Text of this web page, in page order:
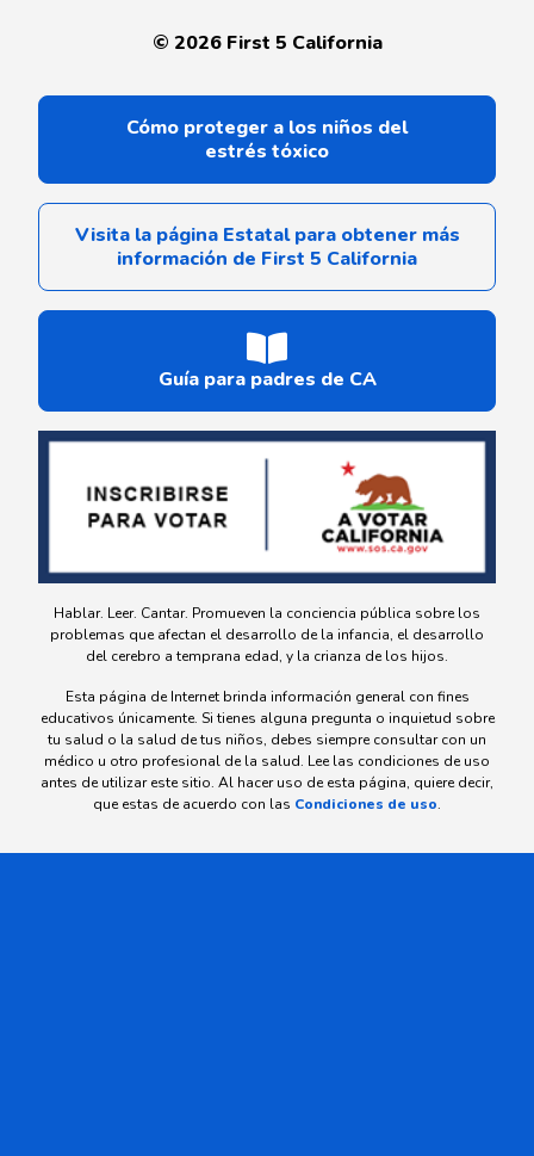
© 2026First 5 California
Cómo proteger a los niños del
estrés tóxico
Visita la página Estatal para obtener más
información de First 5 California
Guía para padres de CA
Hablar. Leer. Cantar. Promueven la conciencia pública sobre los
problemas que afectan el desarrollo de la infancia, el desarrollo
del cerebro a temprana edad, y la crianza de los hijos.
Esta página de Internet brinda información general con fines
educativos únicamente. Si tienes alguna pregunta o inquietud sobre
tu salud o la salud de tus niños, debes siempre consultar con un
médico u otro profesional de la salud. Lee las condiciones de uso
antes de utilizar este sitio. Al hacer uso de esta página, quiere decir,
que estas de acuerdo con las Condiciones de uso.